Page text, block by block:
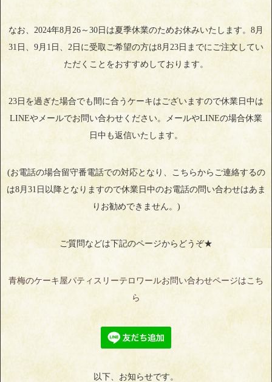
なお、2024年8月26～30日は夏季休業のためお休みいたします。8月
31日、9月1日、2日に受取ご希望の方は8月23日までにご注文してい
ただくことをおすすめしております。
23日を過ぎた場合でも間に合うケーキはございますので休業日中は
LINEやメールでお問い合わせください。メールやLINEの場合休業
日中も返信いたします。
(お電話の場合留守番電話での対応となり、こちらからご連絡するの
は8月31日以降となりますので休業日中のお電話の問い合わせはあま
りお勧めできません。)
ご質問などは下記のページからどうぞ★
青梅のケーキ屋パティスリーテロワールお問い合わせページはこち
ら
以下、お知らせです。